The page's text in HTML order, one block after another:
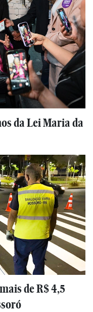
da Lei Maria da
de R$ 4,5